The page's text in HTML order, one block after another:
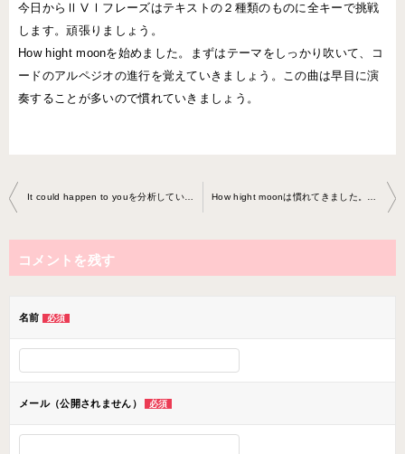
今日からⅡⅤⅠフレーズはテキストの２種類のものに全キーで挑戦
します。頑張りましょう。
How hight moonを始めました。まずはテーマをしっかり吹いて、コ
ードのアルペジオの進行を覚えていきましょう。この曲は早目に演
奏することが多いので慣れていきましょう。
投
稿
ナ
ビ
ョ
ン
It could happen to youを分析していきました テナーサックスレッ スン2020-1123-no0017-0037 How hight moonは慣れてきました。テナーサックスレッスン2020-1222 -no0017-0037
コメントを残す
名前 必須
メール（公開されません） 必須